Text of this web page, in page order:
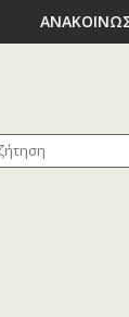
–
ΑΝΑΚΟΙΝΩΣΗ